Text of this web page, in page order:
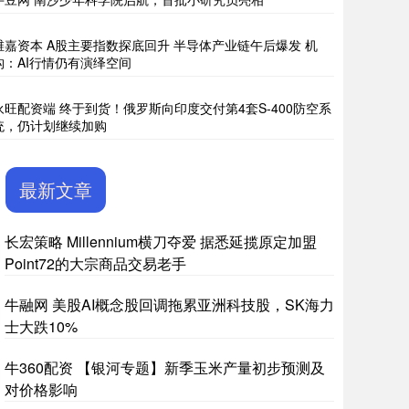
嘉资本 A股主要指数探底回升 半导体产业链午后爆发 机
：AI行情仍有演绎空间
旺配资端 终于到货！俄罗斯向印度交付第4套S-400防空系
，仍计划继续加购
最新文章
长宏策略 Millennium横刀夺爱 据悉延揽原定加盟
Point72的大宗商品交易老手
牛融网 美股AI概念股回调拖累亚洲科技股，SK海力
士大跌10%
牛360配资 【银河专题】新季玉米产量初步预测及
对价格影响